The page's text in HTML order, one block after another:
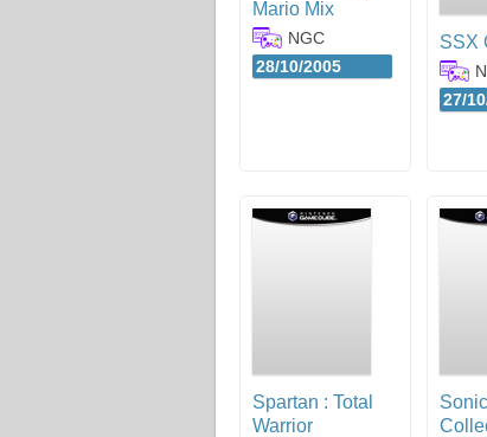
Mario Mix
NGC
28/10/2005
SSX
27/
Spartan : Total
Warrior